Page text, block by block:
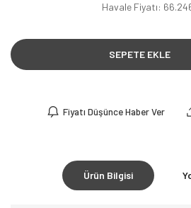
Havale Fiyatı:
SEPETE EKLE
Fiyatı Düşünce Haber Ver
Ürün Bilgisi